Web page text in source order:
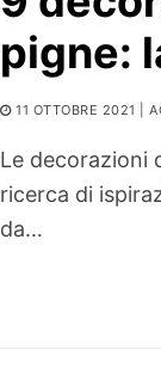
pigne:
11 OTTOBRE 2021 |
Le decorazioni
ricerca di
da…